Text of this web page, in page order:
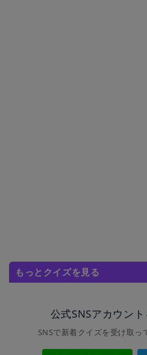
もっとクイズを見る
公式SNSアカウン
SNSで新着クイズを受け取っ